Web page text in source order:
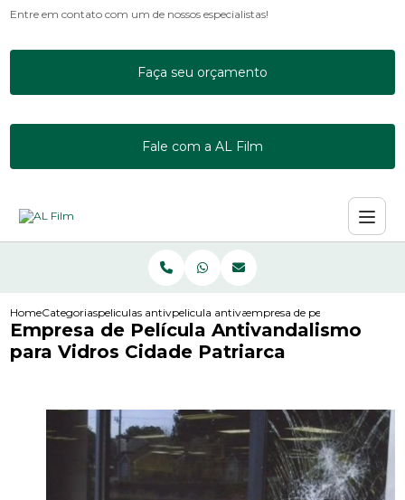
Entre em contato com um de nossos especialistas!
Faça seu orçamento
Fale com a AL Film
HomeCategoriaspeliculas antivandalismopelicula antivandalismo 3m
empresa de pelicula
Empresa de Película Antivandalismo
para Vidros Cidade Patriarca